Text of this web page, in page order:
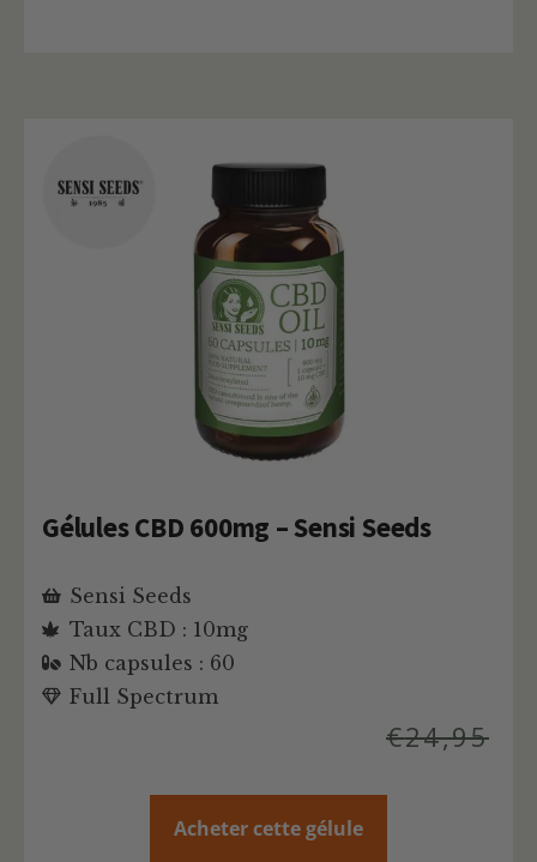
Gélules CBD 600mg – Sensi Seeds
Sensi Seeds
Taux CBD : 10mg
Nb capsules : 60
Full Spectrum
€24,95
Acheter cette gélule